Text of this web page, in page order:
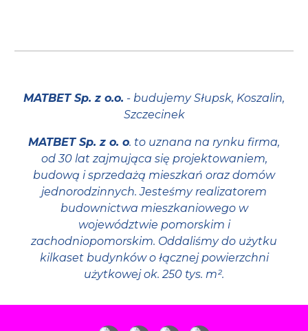
MATBET Sp. z o.o. - budujemy Słupsk, Koszalin,
Szczecinek
MATBET Sp. z o. o. to uznana na rynku firma,
od 30 lat zajmująca się projektowaniem,
budową i sprzedażą mieszkań oraz domów
jednorodzinnych. Jesteśmy realizatorem
budownictwa mieszkaniowego w
województwie pomorskim i
zachodniopomorskim. Oddaliśmy do użytku
kilkaset budynków o łącznej powierzchni
użytkowej ok. 250 tys. m².